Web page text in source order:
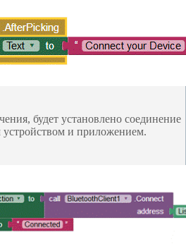
будет установлено соединение
и приложением.